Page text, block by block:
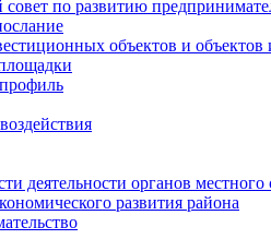
по развитию
объектов и объектов
деятельности органов местного
развития района